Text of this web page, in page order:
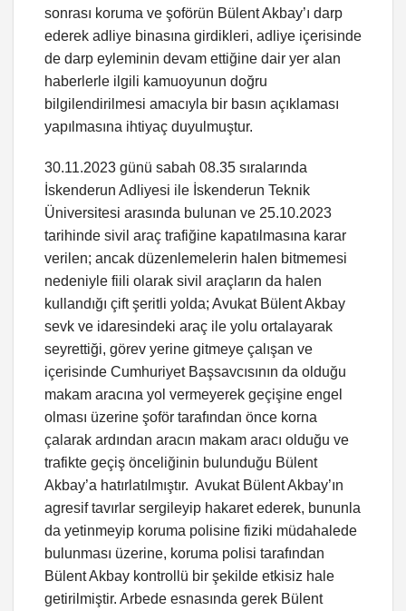
sonrası koruma ve şoförün Bülent Akbay’ı darp
ederek adliye binasına girdikleri, adliye içerisinde
de darp eyleminin devam ettiğine dair yer alan
haberlerle ilgili kamuoyunun doğru
bilgilendirilmesi amacıyla bir basın açıklaması
yapılmasına ihtiyaç duyulmuştur.
30.11.2023 günü sabah 08.35 sıralarında
İskenderun Adliyesi ile İskenderun Teknik
Üniversitesi arasında bulunan ve 25.10.2023
tarihinde sivil araç trafiğine kapatılmasına karar
verilen; ancak düzenlemelerin halen bitmemesi
nedeniyle fiili olarak sivil araçların da halen
kullandığı çift şeritli yolda; Avukat Bülent Akbay
sevk ve idaresindeki araç ile yolu ortalayarak
seyrettiği, görev yerine gitmeye çalışan ve
içerisinde Cumhuriyet Başsavcısının da olduğu
makam aracına yol vermeyerek geçişine engel
olması üzerine şoför tarafından önce korna
çalarak ardından aracın makam aracı olduğu ve
trafikte geçiş önceliğinin bulunduğu Bülent
Akbay’a hatırlatılmıştır. Avukat Bülent Akbay’ın
agresif tavırlar sergileyip hakaret ederek, bununla
da yetinmeyip koruma polisine fiziki müdahalede
bulunması üzerine, koruma polisi tarafından
Bülent Akbay kontrollü bir şekilde etkisiz hale
getirilmiştir. Arbede esnasında gerek Bülent